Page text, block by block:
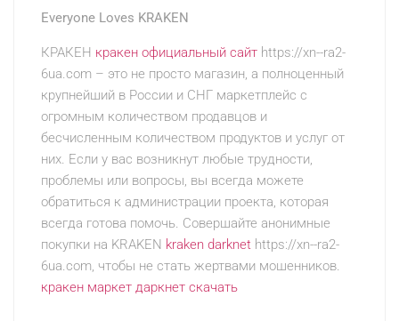
Everyone Loves KRAKEN
КРАКЕН кракен официальный сайт https://xn--ra2-
6ua.com – это не просто магазин, а полноценный
крупнейший в России и СНГ маркетплейс с
огромным количеством продавцов и
бесчисленным количеством продуктов и услуг от
них. Если у вас возникнут любые трудности,
проблемы или вопросы, вы всегда можете
обратиться к администрации проекта, которая
всегда готова помочь. Совершайте анонимные
покупки на KRAKEN kraken darknet https://xn--ra2-
6ua.com, чтобы не стать жертвами мошенников.
кракен маркет даркнет скачать